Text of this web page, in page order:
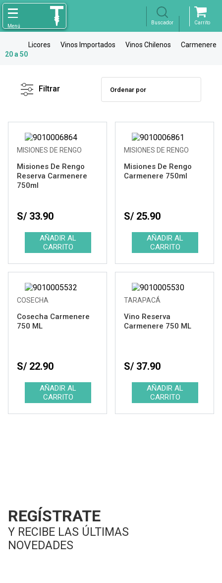
Licores Vinos Importados Vinos Chilenos
Carmenere
20 a 50
Filtro X
Rango de
Precios
Variedad
Ver resultados
Filtrar
MISIONES DE RENGO
Misiones De Rengo
Reserva Carmenere
750ml
S/ 33.90
MISIONES DE RENGO
Misiones De Rengo
Carmenere 750ml
S/ 25.90
COSECHA
Cosecha Carmenere
750 ML
S/ 22.90
TARAPACÁ
Vino Reserva
Carmenere 750 ML
S/ 37.90
REGÍSTRATE
Y RECIBE LAS ÚLTIMAS
NOVEDADES